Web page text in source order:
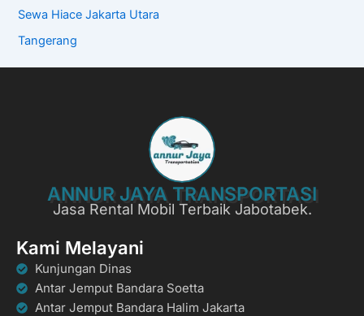
Sewa Hiace Jakarta Utara
Tangerang
ANNUR JAYA TRANSPORTASI
Jasa Rental Mobil Terbaik Jabotabek.
Kami Melayani
Kunjungan Dinas
Antar Jemput Bandara Soetta
Antar Jemput Bandara Halim Jakarta